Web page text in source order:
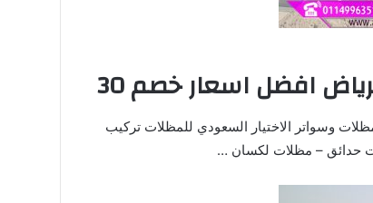
افضل اسعار خصم 30
وسواتر الاختيار السعودي للمظلات تركيب
حدائق – مظلات لكسان …